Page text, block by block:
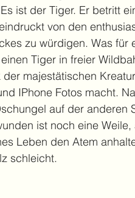
ist der Tiger. Er betritt
von den
zu würdigen. Was für
Tiger in freier
majestätischen
IPhone Fotos macht.
auf der anderen
ist noch eine
Leben den Atem
schleicht.